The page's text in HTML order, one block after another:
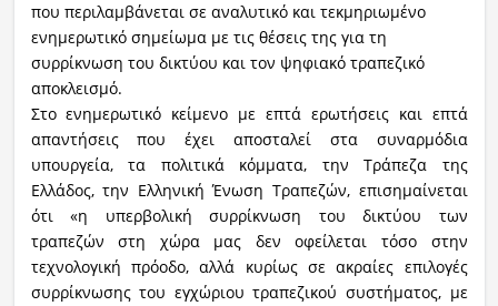
που περιλαμβάνεται σε αναλυτικό και τεκμηριωμένο
ενημερωτικό σημείωμα με τις θέσεις της για τη
συρρίκνωση του δικτύου και τον ψηφιακό τραπεζικό
αποκλεισμό.
Στο ενημερωτικό κείμενο με επτά ερωτήσεις και επτά
απαντήσεις που έχει αποσταλεί στα συναρμόδια
υπουργεία, τα πολιτικά κόμματα, την Τράπεζα της
Ελλάδος, την Ελληνική Ένωση Τραπεζών, επισημαίνεται
ότι «η υπερβολική συρρίκνωση του δικτύου των
τραπεζών στη χώρα μας δεν οφείλεται τόσο στην
τεχνολογική πρόοδο, αλλά κυρίως σε ακραίες επιλογές
συρρίκνωσης του εγχώριου τραπεζικού συστήματος, με